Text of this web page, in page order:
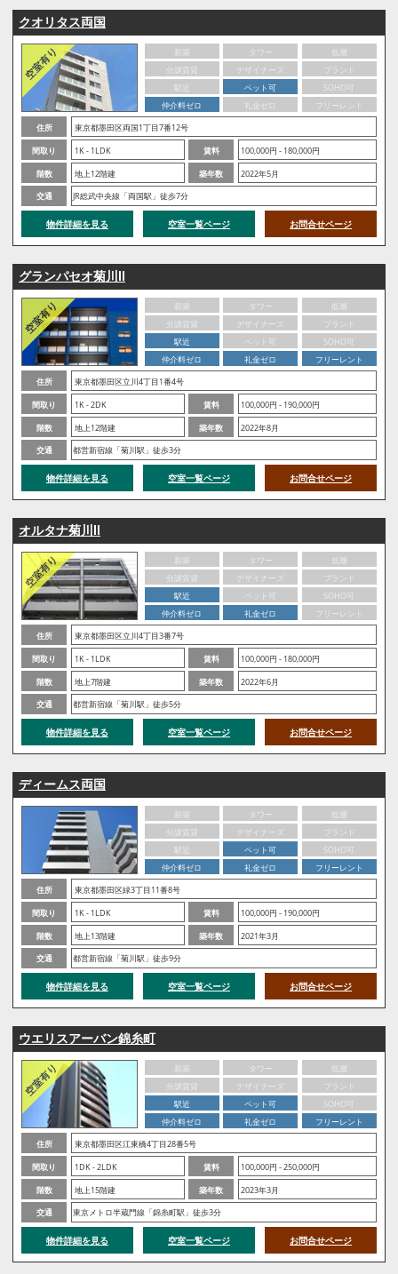
クオリタス両国
新築 タワー
低層
分譲賃貸
デザイナーズ
ブランド
駅近
ペット可
SOHO可
仲介料ゼロ
礼金ゼロ
フリーレント
住所
東京都墨田区両国1丁目7番12号
間取り
1K - 1LDK 賃料
100,000円 - 180,000円
階数
地上12階建 築年数
2022年5月
交通
JR総武中央線「両国駅」徒歩7分
物件詳細を見る 空室一覧ページ お問合せページ
グランパセオ菊川Ⅱ
新築 タワー
低層
分譲賃貸
デザイナーズ
ブランド
駅近
ペット可
SOHO可
仲介料ゼロ
礼金ゼロ
フリーレント
住所
東京都墨田区立川4丁目1番4号
間取り
1K - 2DK 賃料
100,000円 - 190,000円
階数
地上12階建 築年数
2022年8月
交通
都営新宿線「菊川駅」徒歩3分
物件詳細を見る 空室一覧ページ お問合せページ
オルタナ菊川Ⅱ
新築 タワー
低層
分譲賃貸
デザイナーズ
ブランド
駅近
ペット可
SOHO可
仲介料ゼロ
礼金ゼロ
フリーレント
住所
東京都墨田区立川4丁目3番7号
間取り
1K - 1LDK 賃料
100,000円 - 180,000円
階数
地上7階建 築年数
2022年6月
交通
都営新宿線「菊川駅」徒歩5分
物件詳細を見る 空室一覧ページ お問合せページ
ディームス両国
新築 タワー
低層
分譲賃貸
デザイナーズ
ブランド
駅近
ペット可
SOHO可
仲介料ゼロ
礼金ゼロ
フリーレント
住所
東京都墨田区緑3丁目11番8号
間取り
1K - 1LDK 賃料
100,000円 - 190,000円
階数
地上13階建 築年数
2021年3月
交通
都営新宿線「菊川駅」徒歩9分
物件詳細を見る 空室一覧ページ お問合せページ
ウエリスアーバン錦糸町
新築 タワー
低層
分譲賃貸
デザイナーズ
ブランド
駅近
ペット可
SOHO可
仲介料ゼロ
礼金ゼロ
フリーレント
住所
東京都墨田区江東橋4丁目28番5号
間取り
1DK - 2LDK 賃料
100,000円 - 250,000円
階数
地上15階建 築年数
2023年3月
交通
東京メトロ半蔵門線「錦糸町駅」徒歩3分
物件詳細を見る 空室一覧ページ お問合せページ